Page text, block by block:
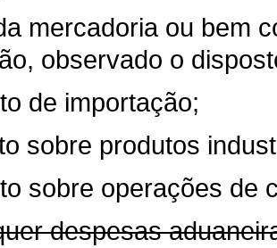
mercadoria ou bem
observado o
de importação;
sobre produtos
sobre operações de
despesas